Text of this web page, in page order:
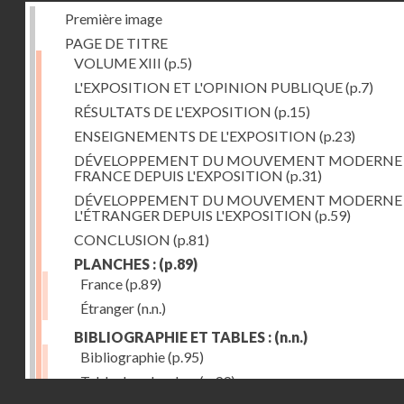
Première image
PAGE DE TITRE
VOLUME XIII (p.5)
L'EXPOSITION ET L'OPINION PUBLIQUE(p.7)
RÉSULTATS DE L'EXPOSITION (p.15)
ENSEIGNEMENTS DE L'EXPOSITION (p.23)
DÉVELOPPEMENT DU MOUVEMENT
FRANCE DEPUIS L'EXPOSITION (p.31)
DÉVELOPPEMENT DU MOUVEMENT
L'ÉTRANGER DEPUIS L'EXPOSITION (p.59)
CONCLUSION (p.81)
PLANCHES : (p.89)
France(p.89)
Étranger(n.n.)
BIBLIOGRAPHIE ET TABLES : (n.n.)
Bibliographie(p.95)
Table des planches(p.99)